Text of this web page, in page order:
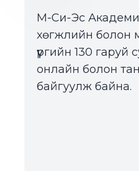
М-Си-Эс Академи
хөгжлийн болон
үүргийн 130 гаруй
онлайн болон
байгуулж байна.